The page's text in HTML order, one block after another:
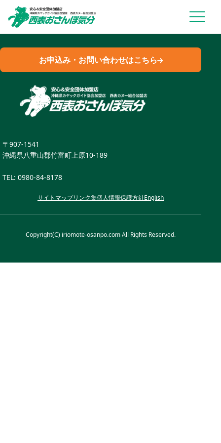
〒907-1541
沖縄県八重山郡竹富町上原10-189
TEL: 0980-84-8178
お申込み・お問い合わせはこちら
サイトマップリンク集個人情報保護方針English
Copyright(C) iriomote-osanpo.com All Rights Reserved.